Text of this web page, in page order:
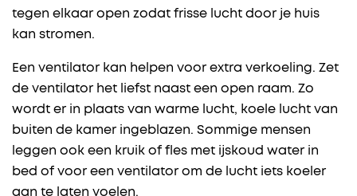
tegen elkaar open zodat frisse lucht door je huis
kan stromen.
Een ventilator kan helpen voor extra verkoeling. Zet
de ventilator het liefst naast een open raam. Zo
wordt er in plaats van warme lucht, koele lucht van
buiten de kamer ingeblazen. Sommige mensen
leggen ook een kruik of fles met ijskoud water in
bed of voor een ventilator om de lucht iets koeler
aan te laten voelen.